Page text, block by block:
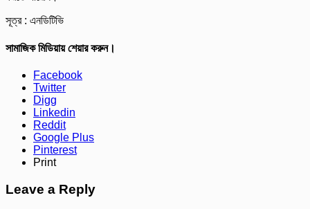
সূত্র : এনডিটিভি
সামাজিক মিডিয়ায় শেয়ার করুন।
Facebook
Twitter
Digg
Linkedin
Reddit
Google Plus
Pinterest
Print
Leave a Reply